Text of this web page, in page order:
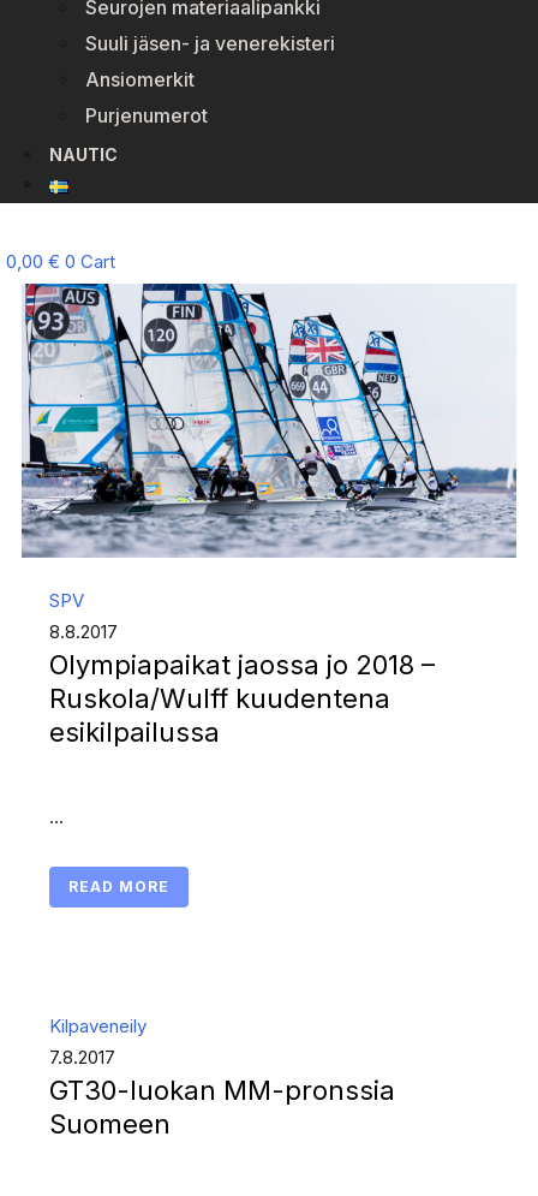
Seurojen materiaalipankki
Suuli jäsen- ja venerekisteri
Ansiomerkit
Purjenumerot
NAUTIC
0,00 € 0 Cart
SPV
8.8.2017
Olympiapaikat jaossa jo 2018 –
Ruskola/Wulff kuudentena
esikilpailussa
...
READ MORE
Kilpaveneily
7.8.2017
GT30-luokan MM-pronssia
Suomeen